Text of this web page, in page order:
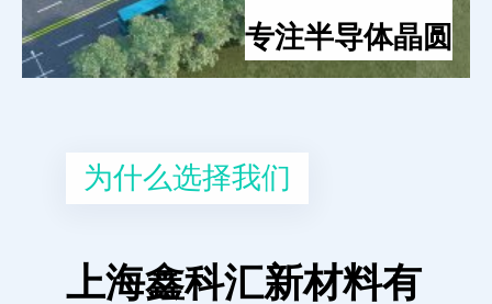
专注半导体晶圆
为什么选择我们
上海鑫科汇新材料有